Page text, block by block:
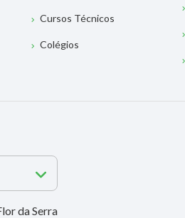
Cursos Técnicos
Colégios
da Serra